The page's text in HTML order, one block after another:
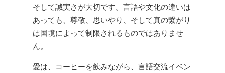
そして誠実さが大切です。言語や文化の違いは
あっても、尊敬、思いやり、そして真の繋がり
は国境によって制限されるものではありませ
ん。
愛は、コーヒーを飲みながら、言語交流イベン